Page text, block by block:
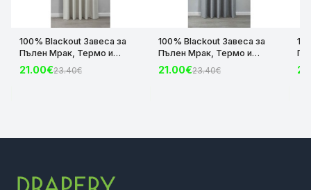
100% Blackout Завеса за
Пълен Мрак, Термо и
Шумоизолираща с коланче
цвят Крем, 175х140 и
21.00€23.40€
100% Blackout Завеса за
Пълен Мрак, Термо и
Шумоизолираща с коланче
цвят Сив, 175х140 и
21.00€23.40€